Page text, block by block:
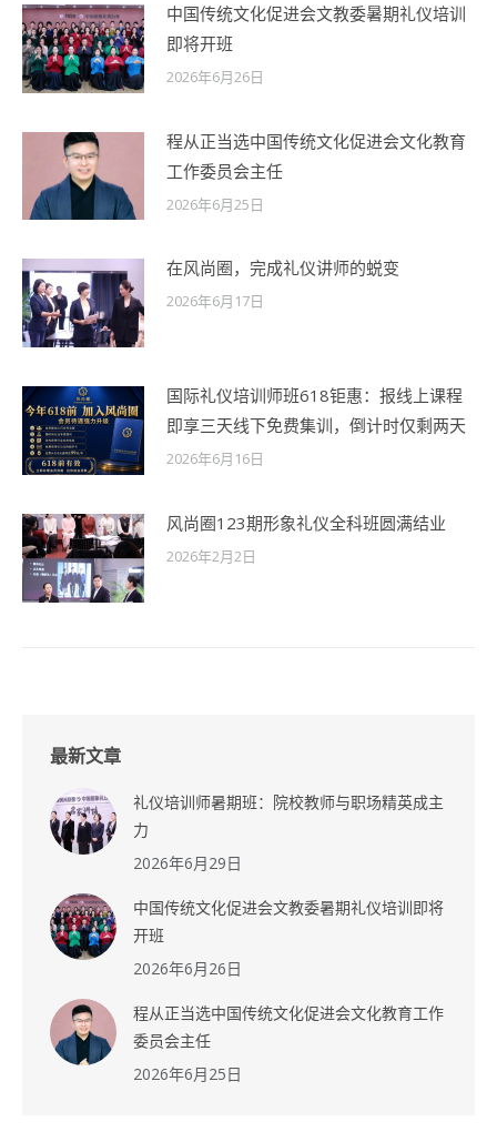
中国传统文化促进会文教委暑期礼仪培训
即将开班
2026年6月26日
程从正当选中国传统文化促进会文化教育
工作委员会主任
2026年6月25日
在风尚圈，完成礼仪讲师的蜕变
2026年6月17日
国际礼仪培训师班618钜惠：报线上课程
即享三天线下免费集训，倒计时仅剩两天
2026年6月16日
风尚圈123期形象礼仪全科班圆满结业
2026年2月2日
最新文章
礼仪培训师暑期班：院校教师与职场精英成主
力
2026年6月29日
中国传统文化促进会文教委暑期礼仪培训即将
开班
2026年6月26日
程从正当选中国传统文化促进会文化教育工作
委员会主任
2026年6月25日